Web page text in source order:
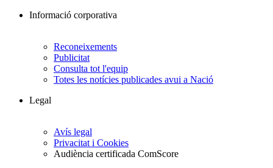
Informació corporativa
Reconeixements
Publicitat
Consulta tot l'equip
Totes les notícies publicades avui a Nació
Legal
Avís legal
Privacitat i Cookies
Audiència certificada ComScore